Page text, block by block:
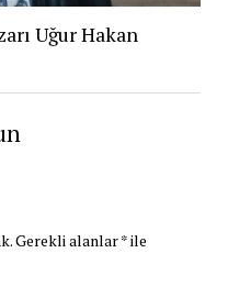
Uğur Hakan
Gerekli alanlar*ile